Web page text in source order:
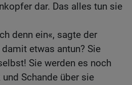
dar. Das alles tun sie
denn ein«, sagte der
etwas antun? Sie
Sie werden es noch
Schande über sie